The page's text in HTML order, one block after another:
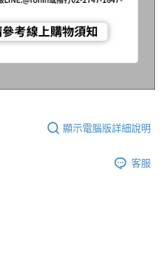
顯示電腦版詳細說明
客服